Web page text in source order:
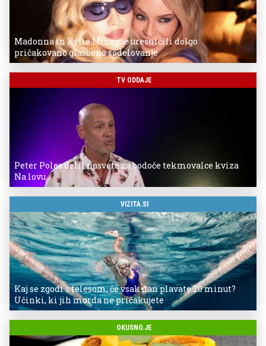
Madonna in Kylie Minogue uresničili dolgo
pričakovano glasbeno sodelovanje
TV ODDAJE
Peter Poles delil nasvete za bodoče tekmovalce kviza
Na lovu
VIZITA.SI
Kaj se zgodi s telesom, če vsak dan plavate 20 minut?
Učinki, ki jih morda ne pričakujete
OKUSNO.JE